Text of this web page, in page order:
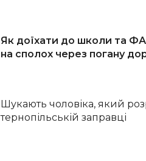
Як доїхати до школи та
на сполох через погану
Шукають чоловіка, який
тернопільській заправці